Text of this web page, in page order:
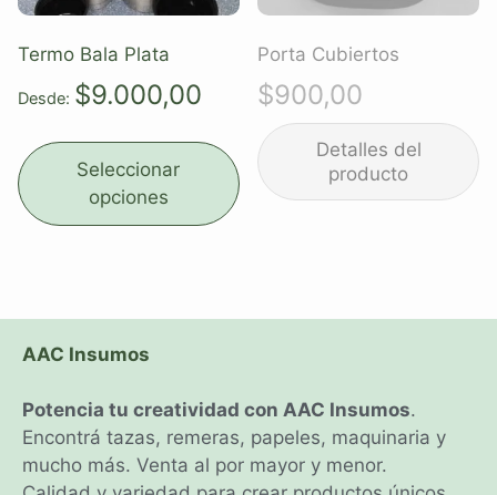
Termo Bala Plata
Desde: $9.000,00
Seleccionar
opciones
Porta Cubiertos
$900,00
AAC Insumos
Potencia tu creatividad con AAC Insumos.
Encontrá tazas, remeras, papeles, maquinaria y
mucho más. Venta al por mayor y menor.